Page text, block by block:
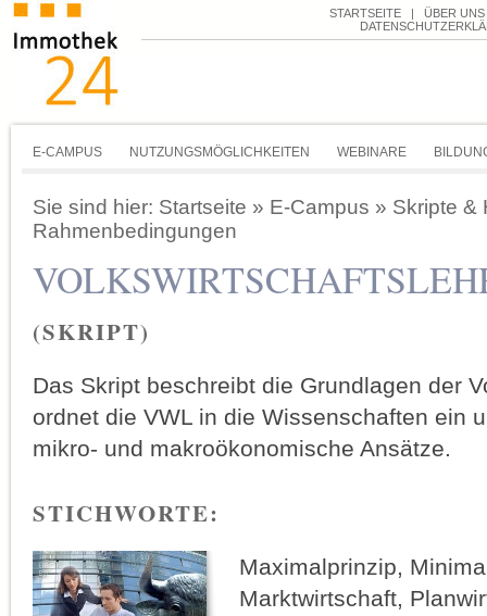
STARTSEITE |
ÜBER UNS
E-CAMPUS NUTZUNGSMÖGLICHKEITEN WEBINARE
Sie sind hier: Startseite » E-Campus » Skripte &
Rahmenbedingungen
(SKRIPT)
Das Skript beschreibt die Grundlagen der
ordnet die VWL in die Wissenschaften ein
mikro- und makroökonomische Ansätze.
STICHWORTE:
Maximalprinzip,
Marktwirtschaft,